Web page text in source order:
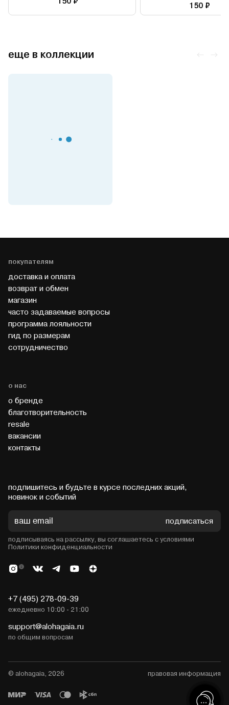
150 ₽
еще в коллекции
покупателям
доставка и оплата
возврат и обмен
магазин
часто задаваемые вопросы
программа лояльности
гид по размерам
cотрудничество
о нас
о бренде
благотворительность
resale
вакансии
контакты
+7 (495) 278-09-39
ежедневно 10:00 - 21:00
support@alohagaia.ru
по общим вопросам
подпишитесь и будьте в курсе последних акций,
новинок и событий
подписаться
подписываясь на рассылку, вы соглашаетесь с условиями
Политики конфиденциальности
© alohagaia, 2026 правовая информация